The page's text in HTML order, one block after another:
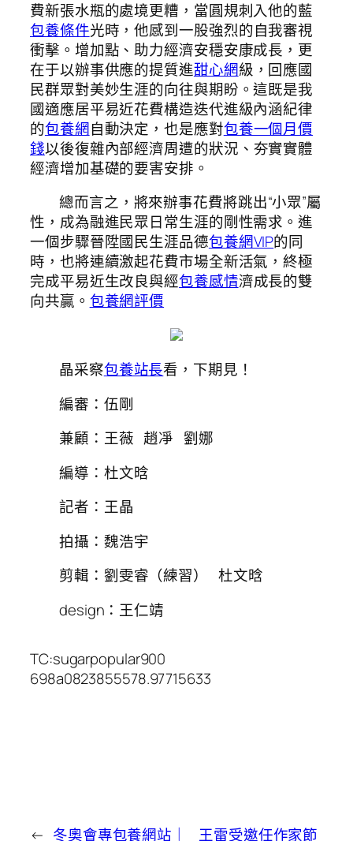
費新張水瓶的處境更糟，當圓規刺入他的藍
包養條件光時，他感到一股強烈的自我審視
衝擊。增加點、助力經濟安穩安康成長，更
在于以辦事供應的提質進甜心網級，回應國
民群眾對美妙生涯的向往與期盼。這既是我
國適應居平易近花費構造迭代進級內涵紀律
的包養網自動決定，也是應對包養一個月價
錢以後復雜內部經濟周遭的狀況、夯實實體
經濟增加基礎的要害安排。
總而言之，將來辦事花費將跳出“小眾”屬
性，成為融進民眾日常生涯的剛性需求。進
一個步驟晉陞國民生涯品德包養網VIP的同
時，也將連續激起花費市場全新活氣，終極
完成平易近生改良與經包養感情濟成長的雙
向共贏。 包養網評價
晶采察包養站長看，下期見！
編審：伍剛
兼顧：王薇 趙凈 劉娜
編導：杜文晗
記者：王晶
拍攝：魏浩宇
剪輯：劉雯睿（練習） 杜文晗
design：王仁靖
TC:sugarpopular900
698a0823855578.97715633
← 冬奧會專包養網站｜
王雷受邀任作家節